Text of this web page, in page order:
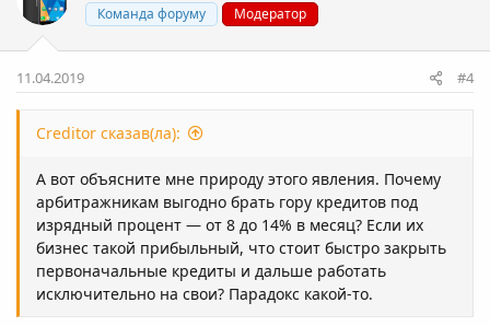
Команда форуму Модератор
11.04.2019 #4
Creditor сказав(ла):
А вот объясните мне природу этого явления. Почему
арбитражникам выгодно брать гору кредитов под
изрядный процент — от 8 до 14% в месяц? Если их
бизнес такой прибыльный, что стоит быстро закрыть
первоначальные кредиты и дальше работать
исключительно на свои? Парадокс какой-то.